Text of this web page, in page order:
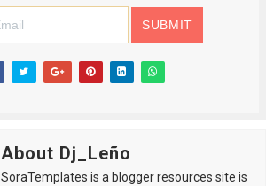
About Dj_Leño
SoraTemplates is a blogger resources site is